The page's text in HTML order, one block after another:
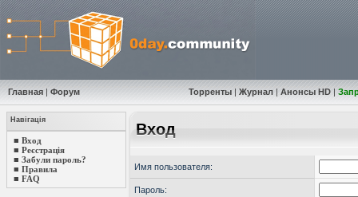
Главная | Форум Торренты |Журнал |Анонсы HD |
Навігація
■ Вход
■ Реєстрація
■ Забули пароль?
■ Правила
■ FAQ
Вход
Имя пользователя:
Пароль: